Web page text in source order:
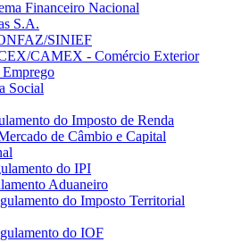
Financeiro Nacional
S.A.
SINIEF
CAMEX - Comércio Exterior
Social
do Imposto de Renda
de Câmbio e Capital
do IPI
Aduaneiro
do Imposto Territorial
do IOF